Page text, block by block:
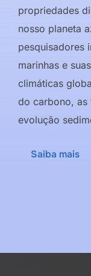
propriedades
nosso planeta
pesquisadores
marinhas e
climáticas
do carbono, as
evolução
Saiba mais